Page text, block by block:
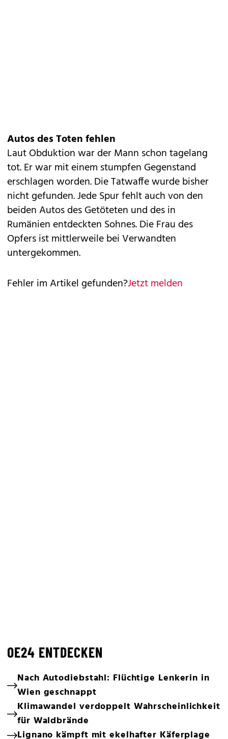
Autos des Toten fehlen
Laut Obduktion war der Mann schon tagelang
tot. Er war mit einem stumpfen Gegenstand
erschlagen worden. Die Tatwaffe wurde bisher
nicht gefunden. Jede Spur fehlt auch von den
beiden Autos des Getöteten und des in
Rumänien entdeckten Sohnes. Die Frau des
Opfers ist mittlerweile bei Verwandten
untergekommen.
Fehler im Artikel gefunden?Jetzt melden
OE24 ENTDECKEN
Nach Autodiebstahl: Flüchtige Lenkerin in
Wien geschnappt
Klimawandel verdoppelt Wahrscheinlichkeit
für Waldbrände
Lignano kämpft mit ekelhafter Käferplage